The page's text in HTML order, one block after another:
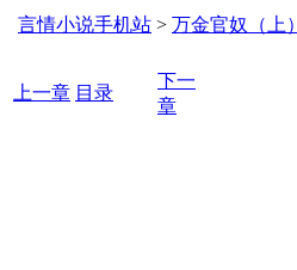
言情小说手机站 > 万金官奴（上）
上一章 目录
下一
章